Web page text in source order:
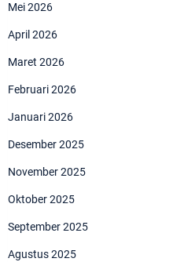
Mei 2026
April 2026
Maret 2026
Februari 2026
Januari 2026
Desember 2025
November 2025
Oktober 2025
September 2025
Agustus 2025